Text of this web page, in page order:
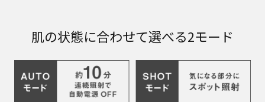
肌の状態に合わせて選べる2モード